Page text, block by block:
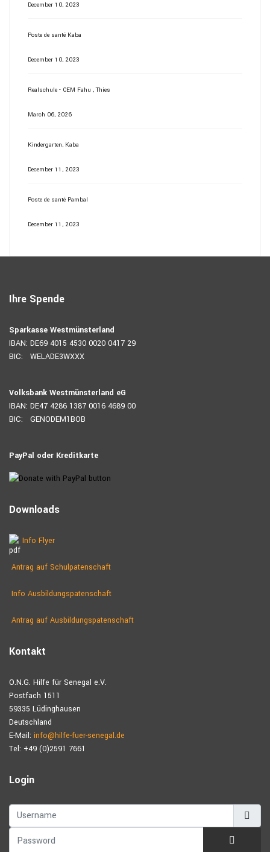
December 10, 2023
Poste de santé Kaba
December 10, 2023
Realschule - CEM Fahu , Thies
March 06, 2026
Kindergarten, Kaba
December 11, 2023
Poste de santé Pambal
December 11, 2023
Ihre Spende
Sparkasse Westmünsterland
IBAN: DE69 4015 4530 0020 0417 29
BIC: WELADE3WXXX
Volksbank Westmünsterland eG
IBAN: DE47 4286 1387 0016 4689 00
BIC: GENODEM1BOB
PayPal oder Kreditkarte
Downloads
Info Flyer
Antrag auf Schulpatenschaft
Info Ausbildungspatenschaft
Antrag auf Ausbildungs­patenschaft
Kontakt
O.N.G. Hilfe für Senegal e.V.
Postfach 1511
59335 Lüdinghausen
Deutschland
E-Mail: info@hilfe-fuer-senegal.de
Tel: +49 (0)2591 7661
Login
Username
Password